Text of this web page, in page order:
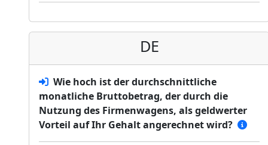
DE
Wie hoch ist der durchschnittliche
monatliche Bruttobetrag, der durch die
Nutzung des Firmenwagens, als geldwerter
Vorteil auf Ihr Gehalt angerechnet wird?